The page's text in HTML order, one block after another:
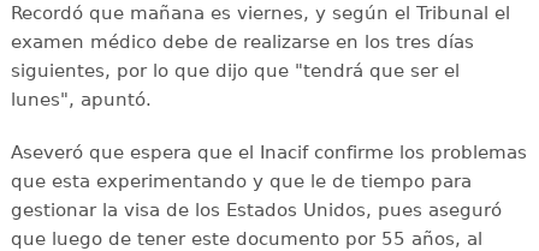
Recordó que mañana es viernes, y según el Tribunal el
examen médico debe de realizarse en los tres días
siguientes, por lo que dijo que "tendrá que ser el
lunes", apuntó.
Aseveró que espera que el Inacif confirme los problemas
que esta experimentando y que le de tiempo para
gestionar la visa de los Estados Unidos, pues aseguró
que luego de tener este documento por 55 años, al